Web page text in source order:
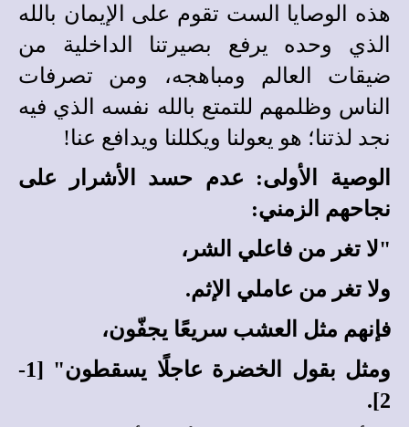
هذه الوصايا الست تقوم على الإيمان بالله
الذي وحده يرفع بصيرتنا الداخلية من
ضيقات العالم ومباهجه، ومن تصرفات
الناس وظلمهم للتمتع بالله نفسه الذي فيه
نجد لذتنا؛ هو يعولنا ويكللنا ويدافع عنا!
الوصية الأولى: عدم حسد الأشرار على
نجاحهم الزمني:
"لا تغر من فاعلي الشر،
ولا تغر من عاملي الإثم.
فإنهم مثل العشب سريعًا يجفّون،
ومثل بقول الخضرة عاجلًا يسقطون" [1-
2].